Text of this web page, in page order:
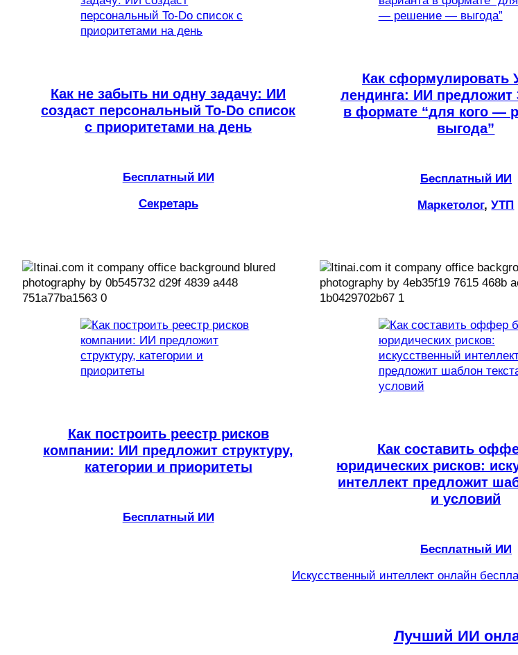
Как не забыть ни одну задачу: ИИ
создаст персональный To-Do список
с приоритетами на день
Бесплатный ИИ
Секретарь
Как сформулировать
лендинга: ИИ предложит
в формате “для кого —
выгода”
Бесплатный ИИ
Маркетолог, УТП
Как построить реестр рисков
компании: ИИ предложит структуру,
категории и приоритеты
Бесплатный ИИ
Как составить
юридических рисков:
интеллект предложит
и условий
Бесплатный ИИ
Искусственный интеллект онлайн
Лучший ИИ